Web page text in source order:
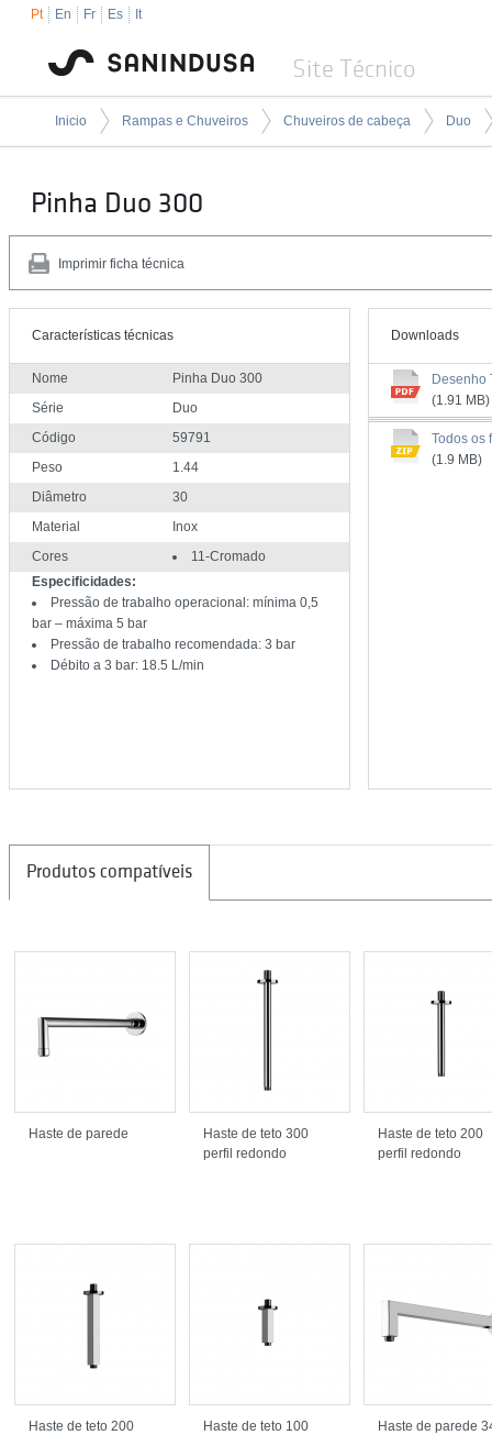
Pt En Fr Es It
Site Técnico
Inicio Rampas e Chuveiros Chuveiros de cabeça Duo
Pinha Duo 300
Imprimir ficha técnica
Características técnicas
Nome
Pinha Duo 300
Série
Duo
Código
59791
Peso
1.44
Diâmetro
30
Material
Inox
Cores
11-Cromado
Especificidades:
Pressão de trabalho operacional: mínima 0,5
bar – máxima 5 bar
Pressão de trabalho recomendada: 3 bar
Débito a 3 bar: 18.5 L/min
Downloads
Desenho
(1.91 MB)
Todos os
(1.9 MB)
Produtos compatíveis
Haste de parede
Haste de teto 300
perfil redondo
Haste de teto 200
perfil redondo
Haste de teto 200
Haste de teto 100
Haste de parede